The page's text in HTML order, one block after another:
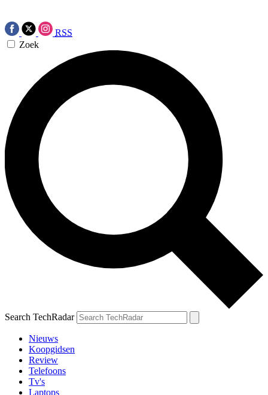
RSS
Zoek
Search TechRadar
Nieuws
Koopgidsen
Review
Telefoons
Tv's
Laptops